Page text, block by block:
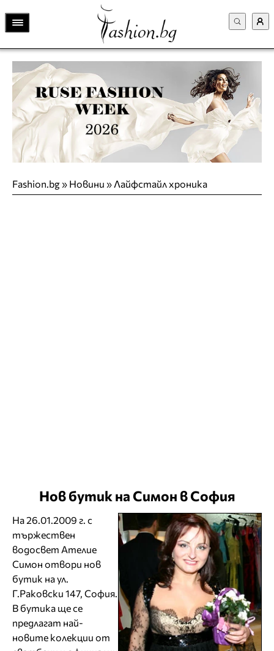
Fashion.bg» Новини » Лайфстайл хроника
Нов бутик на Симон в София
На 26.01.2009 г. с
тържествен
водосвет Ателие
Симон отвори нов
бутик на ул.
Г.Раковски 147, София.
В бутика ще се
предлагат най-
новите колекции от